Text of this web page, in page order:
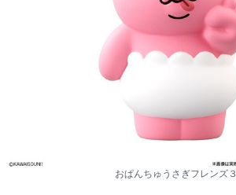
おぱんちゅうさぎフレンズ３